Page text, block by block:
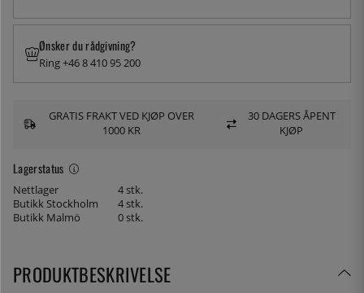
Lagerstatus
Nettlager
4 stk.
Butikk Stockholm
4 stk.
Butikk Malmö
0 stk.
Ønsker du rådgivning?
Ring +46 8 410 95 200
GRATIS FRAKT VED KJØP OVER
1000 KR
30 DAGERS ÅPENT
KJØP
PRODUKTBESKRIVELSE